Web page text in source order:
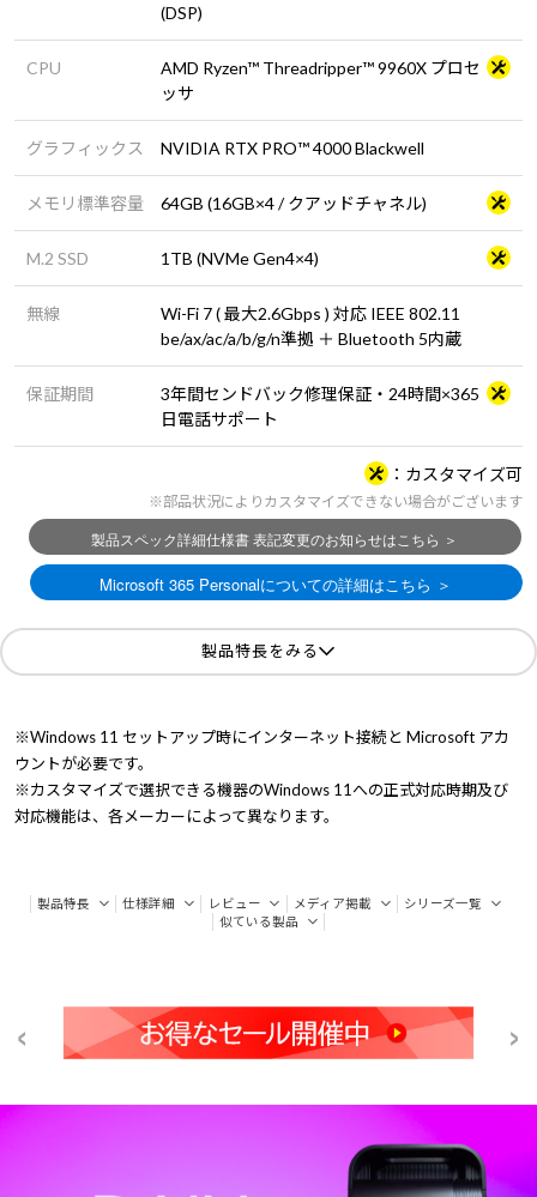
(DSP)
CPU
AMD Ryzen™ Threadripper™ 9960X プロセ
ッサ
グラフィックス NVIDIA RTX PRO™ 4000 Blackwell
メモリ標準容量 64GB (16GB×4 / クアッドチャネル)
M.2 SSD 1TB (NVMe Gen4×4)
無線
Wi-Fi 7 ( 最大2.6Gbps ) 対応 IEEE 802.11
be/ax/ac/a/b/g/n準拠 ＋ Bluetooth 5内蔵
保証期間
3年間センドバック修理保証・24時間×365
日電話サポート
カスタマイズ可
※部品状況によりカスタマイズできない場合がございます
製品特長をみる
※Windows 11 セットアップ時にインターネット接続と Microsoft アカ
ウントが必要です。
※カスタマイズで選択できる機器のWindows 11への正式対応時期及び
対応機能は、各メーカーによって異なります。
製品特長 仕様詳細 レビュー メディア掲載
シリーズ一覧
似ている製品